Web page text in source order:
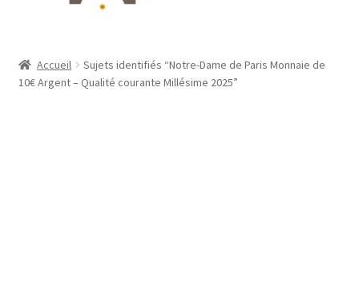
MONNAIES
Accueil
Sujets identifiés “Notre-Dame de Paris Monnaie de
10€ Argent – Qualité courante Millésime 2025”